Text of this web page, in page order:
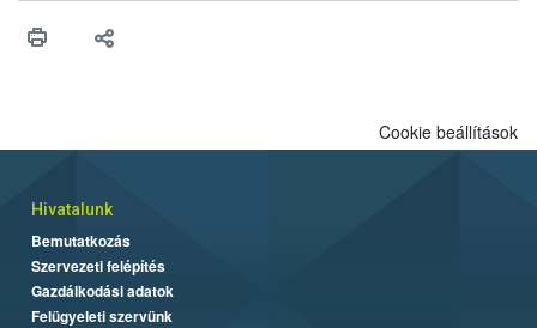
felhasználók számára is elérhető és ökológiai termesztésben is
Cookie beállítások
Hivatalunk
Bemutatkozás
Szervezeti felépítés
Gazdálkodási adatok
Felügyeleti szervünk